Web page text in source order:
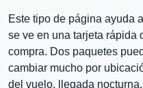
Este tipo de página ayuda
se ve en una tarjeta rápida
compra. Dos paquetes
cambiar mucho por
del vuelo, llegada